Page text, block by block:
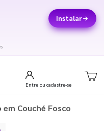
Instalar
Entre ou cadastre-se
Couché Fosco